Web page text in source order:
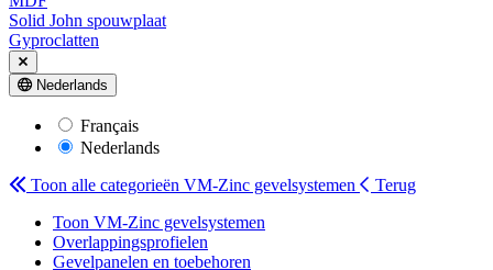
Solid John spouwplaat
Gyproclatten
Nederlands
Français
Nederlands
Toon alle categorieën VM-Zinc gevelsystemen
Terug
Toon VM-Zinc gevelsystemen
Overlappingsprofielen
Gevelpanelen en toebehoren